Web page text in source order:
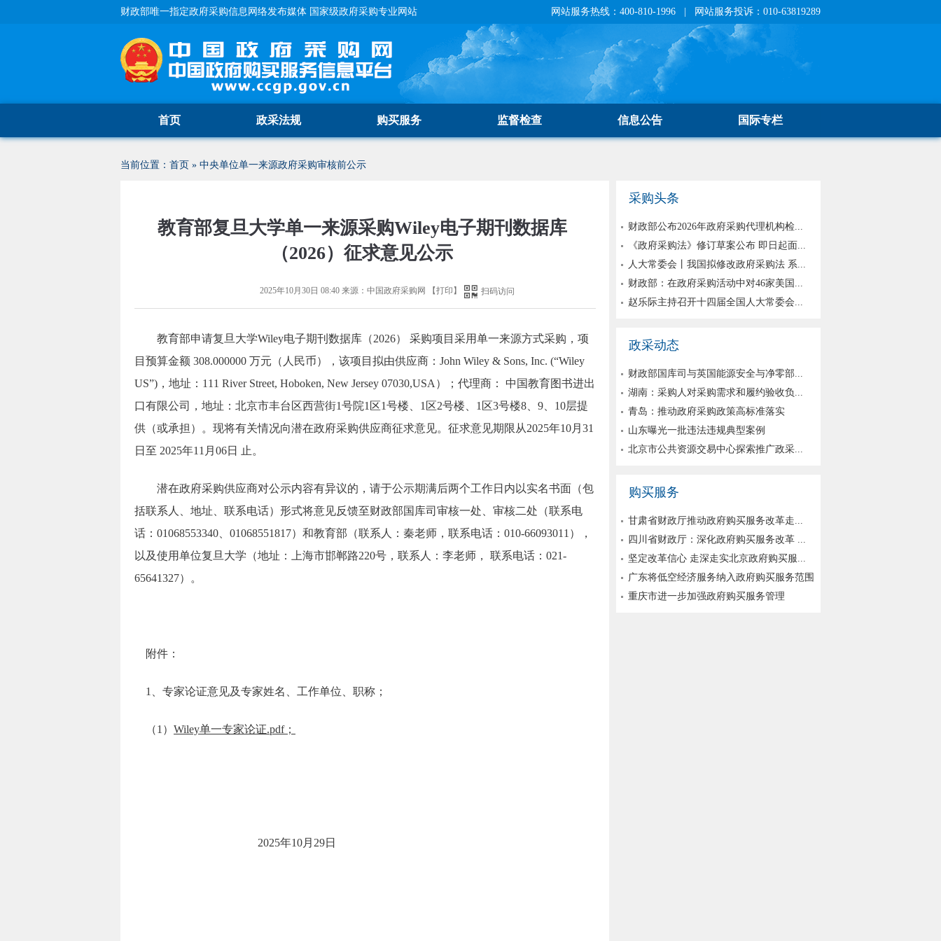
财政部唯一指定政府采购信息网络发布媒体 国家级政府采购专业网站 网站服务热线：400-810-1996 | 网站服务投诉：010-63819289
首页 政采法规 购买服务 监督检查 信息公告 国际专栏
当前位置： 首页 » 中央单位单一来源政府采购审核前公示
教育部复旦大学单一来源采购Wiley电子期刊数据库
（2026）征求意见公示
2025年10月30日 08:40来源： 中国政府采购网 【打印 】 扫码访问
教育部申请复旦大学Wiley电子期刊数据库（2026） 采购项目采用单一来源方式采购，项
目预算金额 308.000000 万元（人民币），该项目拟由供应商：John Wiley & Sons, Inc. (“Wiley
US”)，地址：111 River Street, Hoboken, New Jersey 07030,USA）；代理商： 中国教育图书进出
口有限公司，地址：北京市丰台区西营街1号院1区1号楼、1区2号楼、1区3号楼8、9、10层提
供（或承担）。现将有关情况向潜在政府采购供应商征求意见。征求意见期限从2025年10月31
日至 2025年11月06日 止。
潜在政府采购供应商对公示内容有异议的，请于公示期满后两个工作日内以实名书面（包
括联系人、地址、联系电话）形式将意见反馈至财政部国库司审核一处、审核二处（联系电
话：01068553340、01068551817）和教育部（联系人：秦老师，联系电话：010-66093011），
以及使用单位复旦大学（地址：上海市邯郸路220号，联系人：李老师， 联系电话：021-
65641327）。
附件：
1、专家论证意见及专家姓名、工作单位、职称；
（1） Wiley单一专家论证.pdf；
2025年10月29日
采购头条
财政部公布2026年政府采购代理机构检...
《政府采购法》修订草案公布 即日起面...
人大常委会丨我国拟修改政府采购法 系...
财政部：在政府采购活动中对46家美国...
赵乐际主持召开十四届全国人大常委会...
政采动态
财政部国库司与英国能源安全与净零部...
湖南：采购人对采购需求和履约验收负...
青岛：推动政府采购政策高标准落实
山东曝光一批违法违规典型案例
北京市公共资源交易中心探索推广政采...
购买服务
甘肃省财政厅推动政府购买服务改革走...
四川省财政厅：深化政府购买服务改革 ...
坚定改革信心 走深走实北京政府购买服...
广东将低空经济服务纳入政府购买服务范围
重庆市进一步加强政府购买服务管理